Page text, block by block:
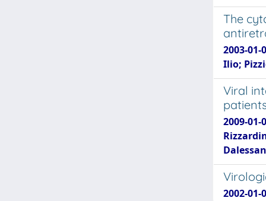
The
2003-
Ilio;
Viral
2009-
2002-